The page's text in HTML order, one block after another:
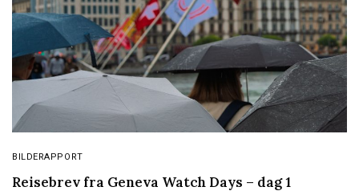
BILDERAPPORT
Reisebrev fra Geneva Watch Days – dag 1